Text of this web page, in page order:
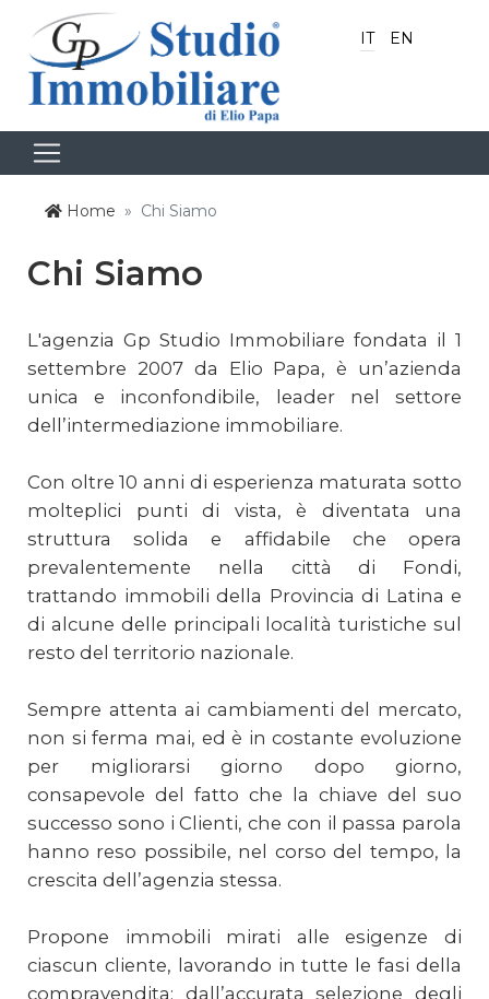
IT EN
Home Chi Siamo
Chi Siamo
L'agenzia Gp Studio Immobiliare fondata il 1
settembre 2007 da Elio Papa, è un’azienda
unica e inconfondibile, leader nel settore
dell’intermediazione immobiliare.
Con oltre 10 anni di esperienza maturata sotto
molteplici punti di vista, è diventata una
struttura solida e affidabile che opera
prevalentemente nella città di Fondi,
trattando immobili della Provincia di Latina e
di alcune delle principali località turistiche sul
resto del territorio nazionale.
Sempre attenta ai cambiamenti del mercato,
non si ferma mai, ed è in costante evoluzione
per migliorarsi giorno dopo giorno,
consapevole del fatto che la chiave del suo
successo sono i Clienti, che con il passa parola
hanno reso possibile, nel corso del tempo, la
crescita dell’agenzia stessa.
Propone immobili mirati alle esigenze di
ciascun cliente, lavorando in tutte le fasi della
compravendita: dall’accurata selezione degli